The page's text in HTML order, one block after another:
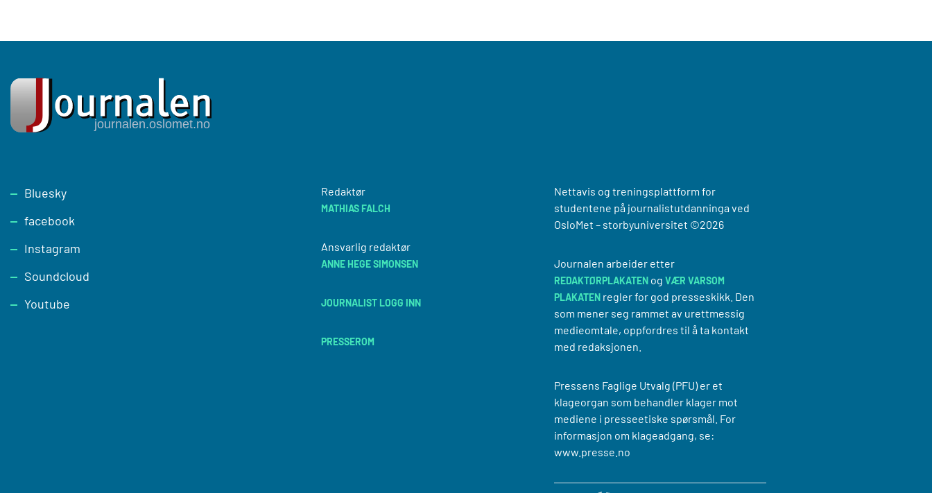
Footer
Bluesky
facebook
Instagram
Soundcloud
Youtube
Redaktør
MATHIAS FALCH
Ansvarlig redaktør
ANNE HEGE SIMONSEN
JOURNALIST LOGG INN
PRESSEROM
Nettavis og treningsplattform for
studentene på journalistutdanninga ved
OsloMet – storbyuniversitet ©2026
Journalen arbeider etter
REDAKTØRPLAKATENog VÆR VARSOM
PLAKATENregler for god presseskikk. Den
som mener seg rammet av urettmessig
medieomtale, oppfordres til å ta kontakt
med redaksjonen.
Pressens Faglige Utvalg (PFU) er et
klageorgan som behandler klager mot
mediene i presseetiske spørsmål. For
informasjon om klageadgang, se:
www.presse.no